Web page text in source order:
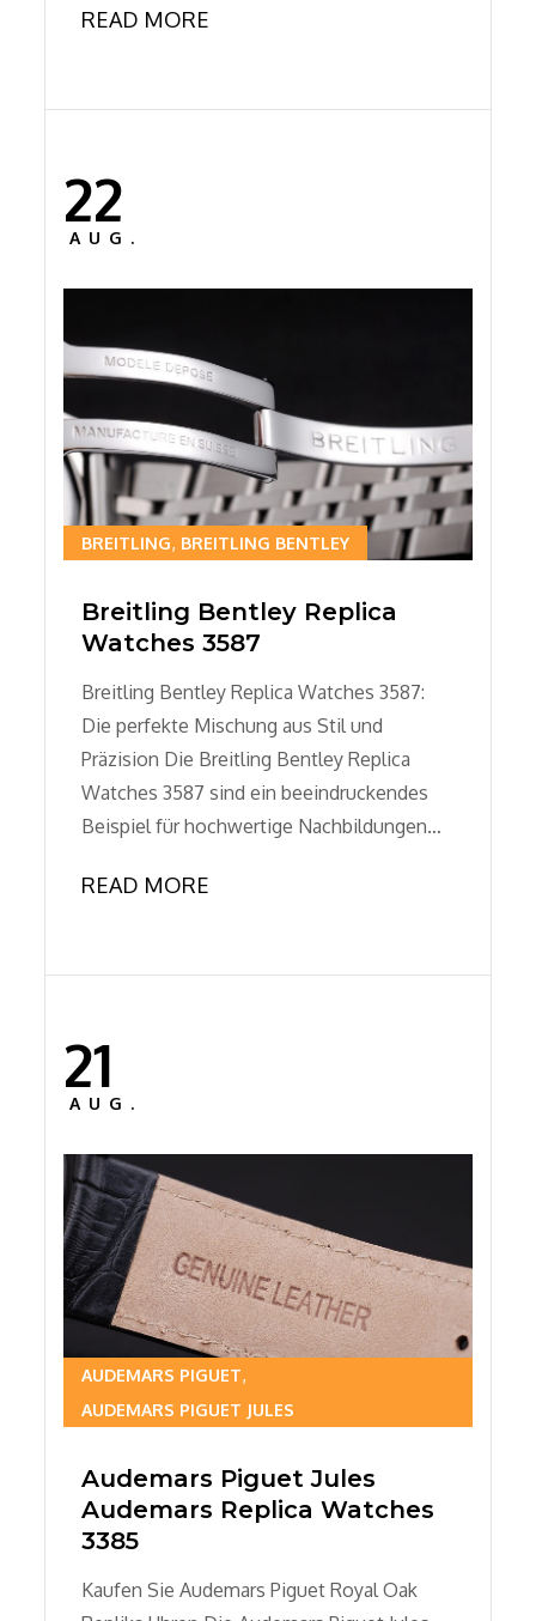
READ MORE
Posted
on
22
AUG.
BREITLING BREITLING BENTLEY
Breitling Bentley Replica
Watches 3587
Breitling Bentley Replica Watches 3587:
Die perfekte Mischung aus Stil und
Präzision Die Breitling Bentley Replica
Watches 3587 sind ein beeindruckendes
Beispiel für hochwertige Nachbildungen…
READ MORE
Posted
on
21
AUG.
AUDEMARS PIGUET
AUDEMARS PIGUET JULES
Audemars Piguet Jules
Audemars Replica Watches
3385
Kaufen Sie Audemars Piguet Royal Oak